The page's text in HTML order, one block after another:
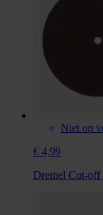
Niet op
€ 4,99
Dremel Cut-off